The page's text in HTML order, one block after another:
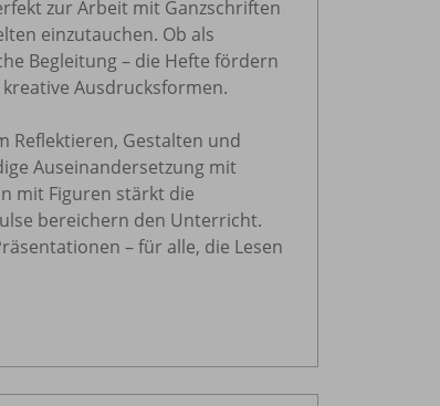
zur Arbeit mit Ganzschriften
einzutauchen. Ob als
Begleitung – die Hefte fördern
Ausdrucksformen.
Reflektieren, Gestalten und
Auseinandersetzung mit
mit Figuren stärkt die
bereichern den Unterricht.
– für alle, die Lesen